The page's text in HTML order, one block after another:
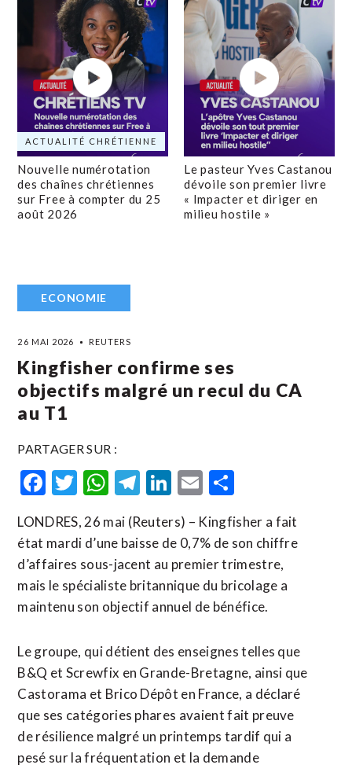
ACTUALITÉ CHRÉTIENNE
Nouvelle numérotation
des chaînes chrétiennes
sur Free à compter du 25
août 2026
Le pasteur Yves Castanou
dévoile son premier livre
« Impacter et diriger en
milieu hostile »
ECONOMIE
26 MAI 2026 REUTERS
Kingfisher confirme ses
objectifs malgré un recul du CA
au T1
PARTAGER SUR :
Facebook
Twitter
WhatsApp
Telegram
LinkedIn
Email
LONDRES, 26 mai (Reuters) – Kingfisher a fait
état mardi d’une baisse de 0,7% de son chiffre
d’affaires sous-jacent au premier trimestre,
mais le spécialiste britannique du bricolage a
maintenu son objectif annuel de bénéfice.
Le groupe, qui détient des enseignes telles que
B&Q et Screwfix en Grande-Bretagne, ainsi que
Castorama et Brico Dépôt ​en France, a ‌déclaré
que ses catégories phares avaient fait preuve ​
de résilience malgré un ⁠printemps tardif qui a
pesé sur la fréquentation et la demande